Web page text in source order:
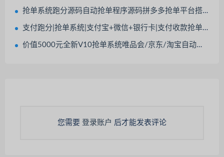
抢单系统跑分源码自动抢单程序源码拼多多抢单平台搭建
支付跑分|抢单系统|支付宝+微信+银行卡|支付收款抢单|新版本可封装打包
价值5000元全新V10抢单系统唯品会/京东/淘宝自动抢单区块系统源码
您需要 登录账户 后才能发表评论